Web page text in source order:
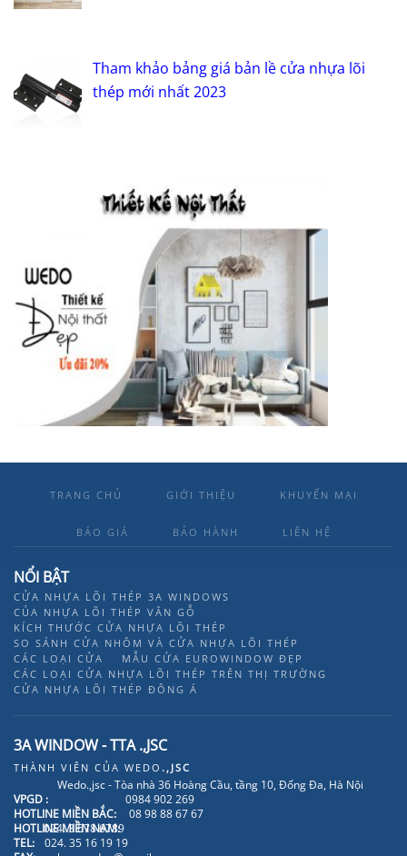
Tham khảo bảng giá bản lề cửa nhựa lõi
thép mới nhất 2023
TRANG CHỦ GIỚI THIỆU KHUYẾN MẠI
BÁO GIÁ BẢO HÀNH LIÊN HỆ
NỔI BẬT
CỬA NHỰA LÕI THÉP 3A WINDOWS
CỦA NHỰA LÕI THÉP VÂN GỖ
KÍCH THƯỚC CỬA NHỰA LÕI THÉP
SO SÁNH CỬA NHÔM VÀ CỬA NHỰA LÕI THÉP
CÁC LOẠI CỬA
MẪU CỬA EUROWINDOW ĐẸP
CÁC LOẠI CỬA NHỰA LÕI THÉP TRÊN THỊ TRƯỜNG
CỬA NHỰA LÕI THÉP ĐÔNG Á
3A WINDOW - TTA .,JSC
THÀNH VIÊN CỦA WEDO .,JSC
VPGD :
Wedo.,jsc - Tòa nhà 36 Hoàng Cầu, tầng 10, Đống Đa, Hà Nội
HOTLINE MIỀN BẮC:
0984 902 269
HOTLINE MIỀN NAM:
08 98 88 67 67
TEL:
024. 3 678 6789
024. 35 16 19 19